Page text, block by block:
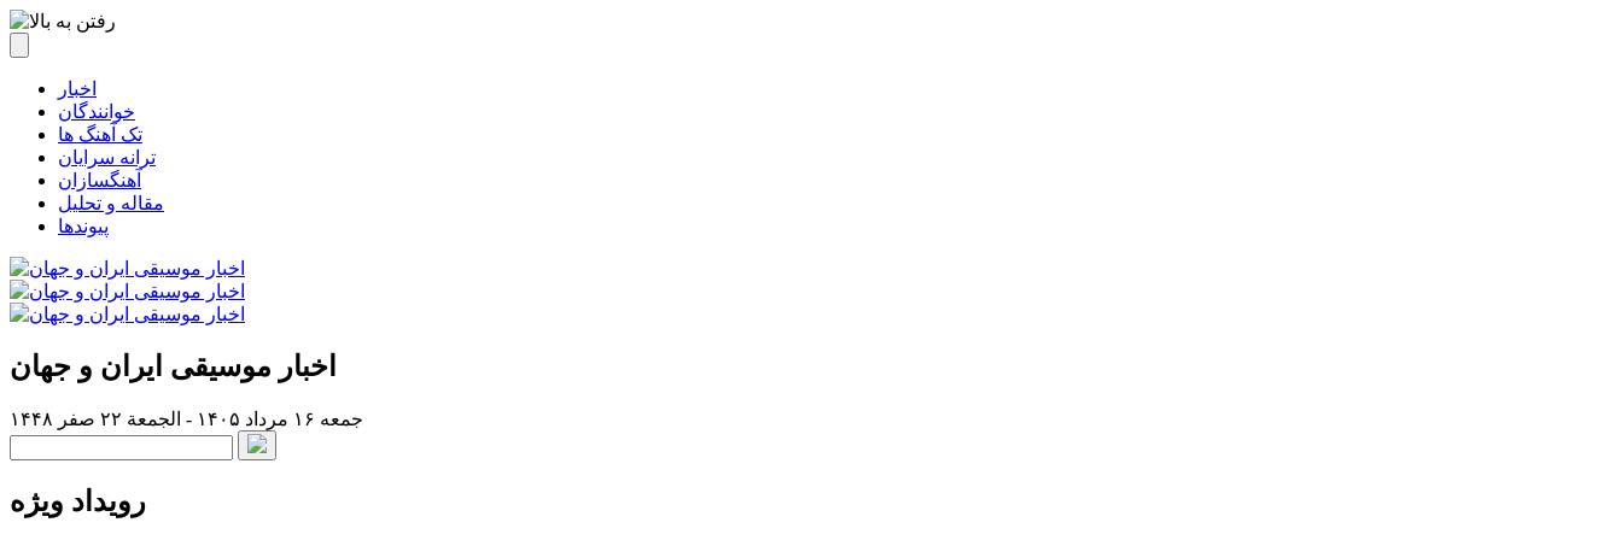
اخبار
خوانندگان
تک آهنگ ها
ترانه سرایان
آهنگسازان
مقاله و تحلیل
پیوندها
اخبار موسیقی ایران و جهان
جمعه ۱۶ مرداد ۱۴۰۵ - الجمعة ۲۲ صفر ۱۴۴۸
رویداد ویژه